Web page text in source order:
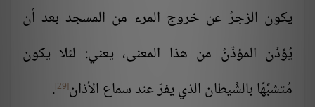
يكون الزجرُ عن خروج المرء من المسجد بعد أن
يُؤذّن المؤذّنُ من هذا المعنى، يعني: لئلا يكون
مُتشبِّهًا بالشَّيطان الذي يفرّ عند سماع الأذان[29]
.